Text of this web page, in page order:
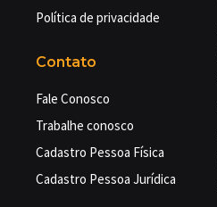
Política de privacidade
Contato
Fale Conosco
Trabalhe conosco
Cadastro Pessoa Física
Cadastro Pessoa Jurídica